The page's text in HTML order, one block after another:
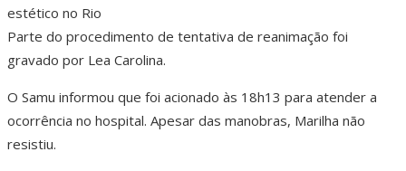
estético no Rio
Parte do procedimento de tentativa de reanimação foi
gravado por Lea Carolina.
O Samu informou que foi acionado às 18h13 para atender a
ocorrência no hospital. Apesar das manobras, Marilha não
resistiu.